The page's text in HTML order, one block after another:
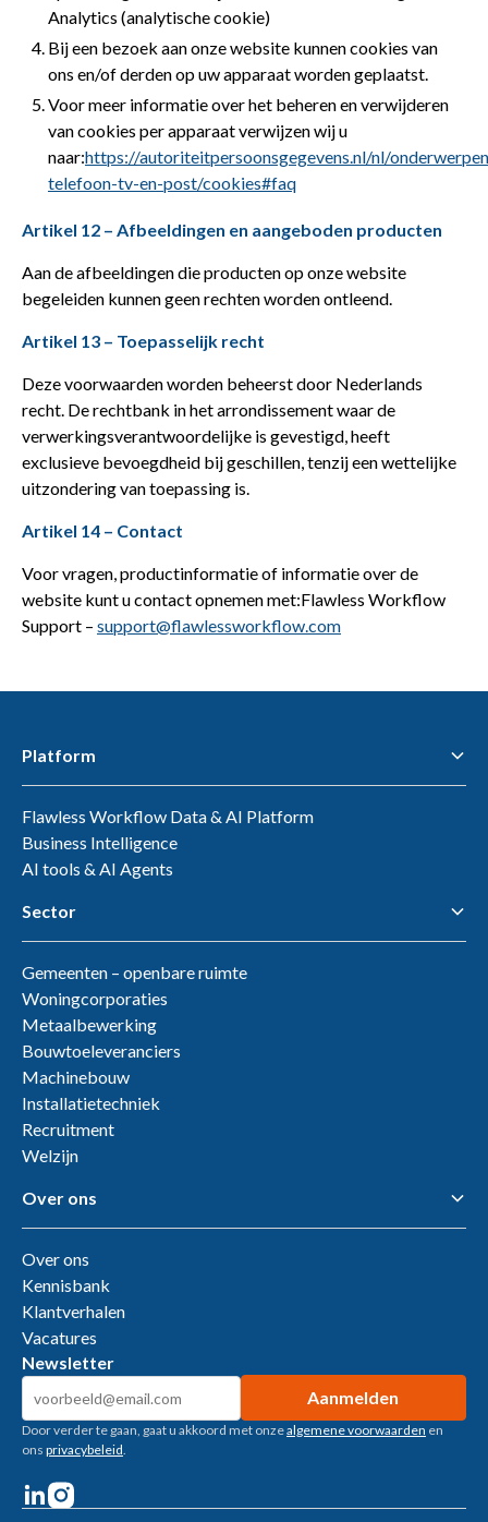
Analytics (analytische cookie)
Bij een bezoek aan onze website kunnen cookies van
ons en/of derden op uw apparaat worden geplaatst.
Voor meer informatie over het beheren en verwijderen
van cookies per apparaat verwijzen wij u
naar:https://autoriteitpersoonsgegevens.nl/nl/
telefoon-tv-en-post/cookies#faq
Artikel 12 – Afbeeldingen en aangeboden producten
Aan de afbeeldingen die producten op onze website
begeleiden kunnen geen rechten worden ontleend.
Artikel 13 – Toepasselijk recht
Deze voorwaarden worden beheerst door Nederlands
recht. De rechtbank in het arrondissement waar de
verwerkingsverantwoordelijke is gevestigd, heeft
exclusieve bevoegdheid bij geschillen, tenzij een wettelijke
uitzondering van toepassing is.
Artikel 14 – Contact
Voor vragen, productinformatie of informatie over de
website kunt u contact opnemen met:Flawless Workflow
Support – support@flawlessworkflow.com
Platform
Flawless Workflow Data & AI Platform
Business Intelligence
AI tools & AI Agents
Sector
Gemeenten – openbare ruimte
Woningcorporaties
Metaalbewerking
Bouwtoeleveranciers
Machinebouw
Installatietechniek
Recruitment
Welzijn
Over ons
Over ons
Kennisbank
Klantverhalen
Vacatures
Newsletter
Door verder te gaan, gaat u akkoord met onzealgemene voorwaarden en
ons privacybeleid.